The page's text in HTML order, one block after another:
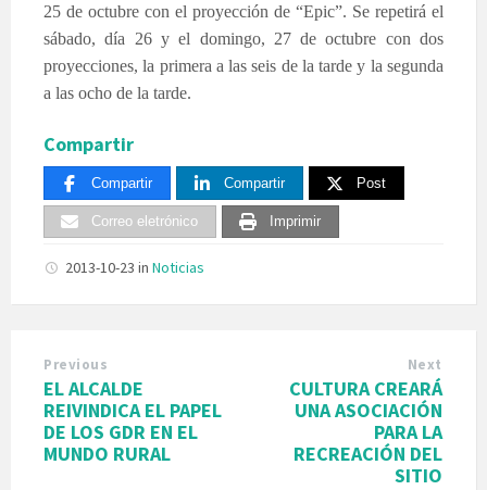
25 de octubre con el proyección de “Epic”. Se repetirá el
sábado, día 26 y el domingo, 27 de octubre con dos
proyecciones, la primera a las seis de la tarde y la segunda
a las ocho de la tarde.
Compartir
Compartir Compartir Post
Correo eletrónico Imprimir
2013-10-23 in Noticias
Previous
EL ALCALDE
REIVINDICA EL PAPEL
DE LOS GDR EN EL
MUNDO RURAL
Next
CULTURA CREARÁ
UNA ASOCIACIÓN
PARA LA
RECREACIÓN DEL
SITIO